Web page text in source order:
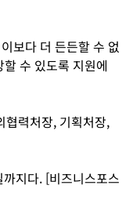
보다 더 든든할 수 없
수 있도록 지원에
협력처장, 기획처장,
지다. [비즈니스포스